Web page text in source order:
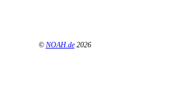
© NOAH.de 2026